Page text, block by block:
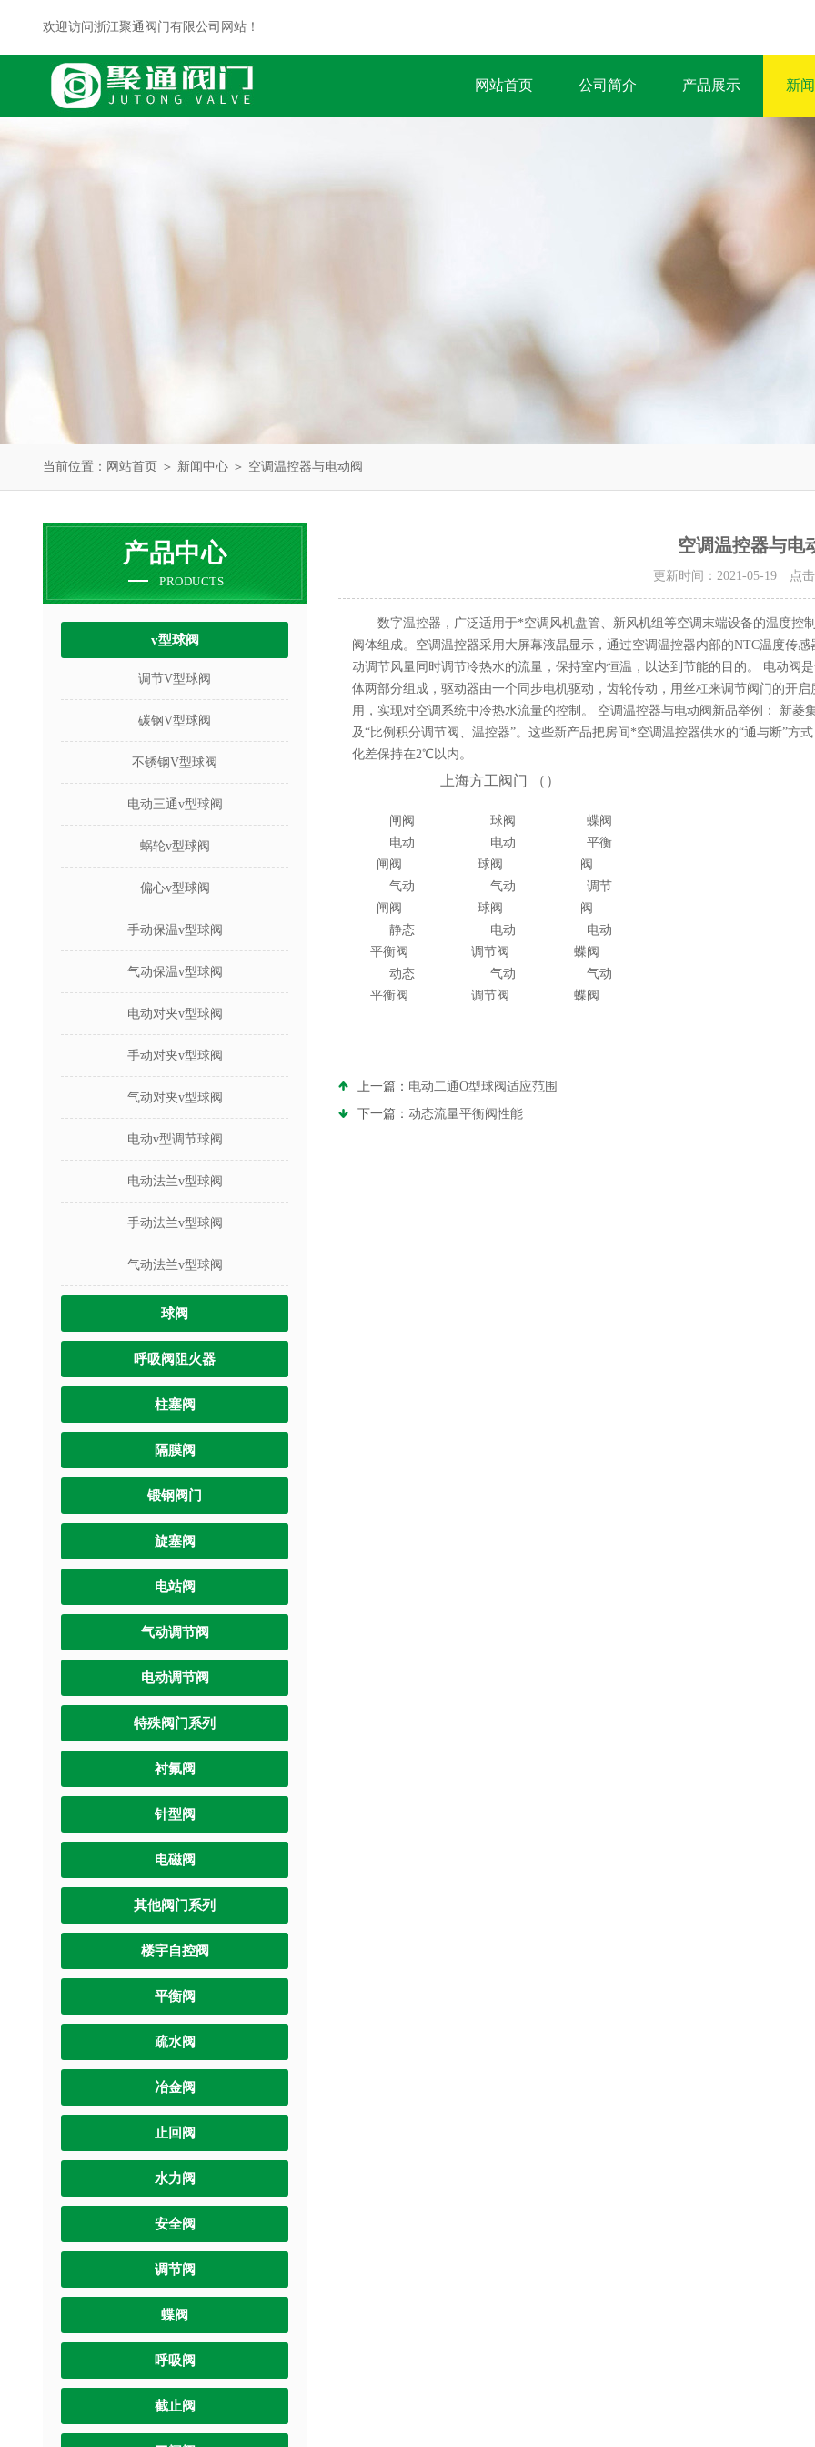
欢迎访问浙江聚通阀门有限公司网站！
网站首页 公司简介 产品展示 新
当前位置： 网站首页 ＞ 新闻中心 ＞ 空调温控器与电动阀
产品中心
PRODUCTS
v型球阀
调节V型球阀
碳钢V型球阀
不锈钢V型球阀
电动三通v型球阀
蜗轮v型球阀
偏心v型球阀
手动保温v型球阀
气动保温v型球阀
电动对夹v型球阀
手动对夹v型球阀
气动对夹v型球阀
电动v型调节球阀
电动法兰v型球阀
手动法兰v型球阀
气动法兰v型球阀
球阀
呼吸阀阻火器
柱塞阀
隔膜阀
锻钢阀门
旋塞阀
电站阀
气动调节阀
电动调节阀
特殊阀门系列
衬氟阀
针型阀
电磁阀
其他阀门系列
楼宇自控阀
平衡阀
疏水阀
冶金阀
止回阀
水力阀
安全阀
调节阀
蝶阀
呼吸阀
截止阀
空调温控器与电
更新时间：2021-05-19 点
数字温控器，广泛适用于*空调风机盘管、新风机组等空调末端设备的温度控
阀体组成。空调温控器采用大屏幕液晶显示，通过空调温控器内部的NTC温度传
动调节风量同时调节冷热水的流量，保持室内恒温，以达到节能的目的。 电动阀
体两部分组成，驱动器由一个同步电机驱动，齿轮传动，用丝杠来调节阀门的开
用，实现对空调系统中冷热水流量的控制。 空调温控器与电动阀新品举例： 新菱
及“比例积分调节阀、温控器”。这些新产品把房间*空调温控器供水的“通与断”方
化差保持在2℃以内。
上海方工阀门 （ ）
闸阀 球阀
蝶阀
电动
闸阀
电动
球阀
平衡
阀
气动
闸阀
气动
球阀
调节
阀
静态
平衡阀
电动
调节阀
电动
蝶阀
动态
平衡阀
气动
调节阀
气动
蝶阀
上一篇： 电动二通O型球阀适应范围
下一篇： 动态流量平衡阀性能